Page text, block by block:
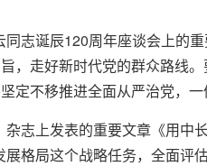
志诞辰120周年座谈会上的
，走好新时代党的群众路线
定不移推进全面从严治党，
志上发表的重要文章《用中
格局这个战略任务，全面评